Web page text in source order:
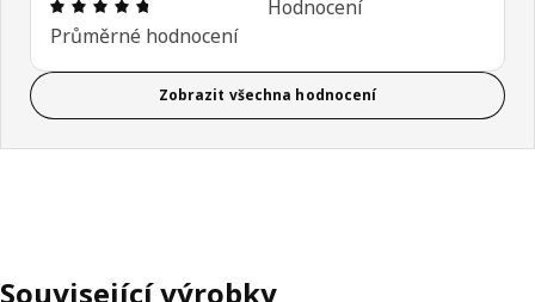
Průměrné hodnocení
Hodnocení
Zobrazit všechna hodnocení
Související výrobky